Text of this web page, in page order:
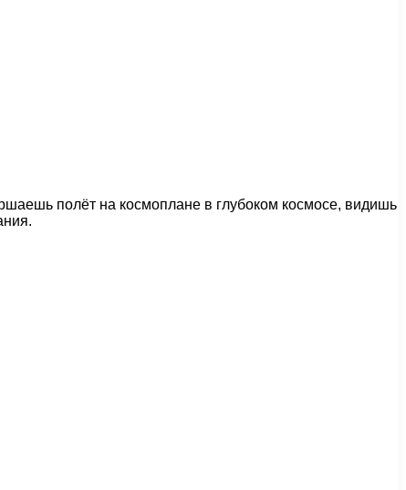
полёт на космоплане в глубоком космосе, видишь